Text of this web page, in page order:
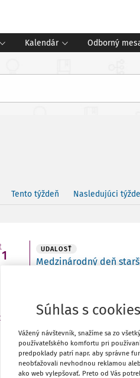
Kalendár Odborný
Tento týždeň Nasledujúci
1 UDALOSŤ
Medzinárodný deň
Do 3. 10. - Výkaz o
27 – 01 – web aplikácia
Môj plán
Súhlas s cookies
Vážený návštevník, snažíme sa zo
používateľského komfortu pri
predpoklady patrí napr. aby správne
neobťažovali nevhodnou reklamou
ako web vylepšovať. Preto od Vás